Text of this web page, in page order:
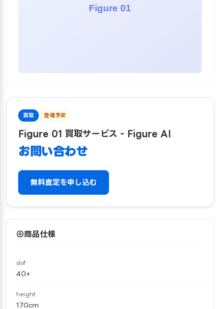
買取 登場予定
Figure 01 買取サービス - Figure AI
お問い合わせ
無料査定を申し込む
商品仕様
dof
40+
height
170cm